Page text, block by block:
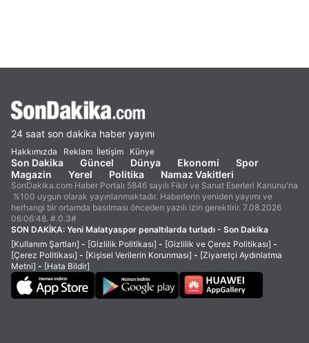
24 saat son dakika haber yayını
Hakkımızda Reklam İletişim Künye
Son Dakika Güncel Dünya Ekonomi
Spor
Magazin
Yerel Politika Namaz Vakitleri
SonDakika.com Haber Portalı 5846 sayılı Fikir ve Sanat Eserleri Kanunu'na
%100 uygun olarak yayınlanmaktadır. Haberlerin yeniden yayımı ve
herhangi bir ortamda basılması önceden yazılı izin gerektirir. 7.08.2026
06:06:48. #.0.3#
SON DAKİKA: Yeni Malatyaspor penaltılarda turladı - Son Dakika
[Kullanım Şartları] - [Gizlilik Politikası] - [Gizlilik ve Çerez Politikası] -
[Çerez Politikası] - [Kişisel Verilerin Korunması] - [Ziyaretçi Aydınlatma
Metni] - [Hata Bildir]